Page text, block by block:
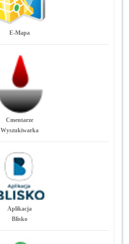
E-Mapa
Cmentarze
Wyszukiwarka
Aplikacja
Blisko